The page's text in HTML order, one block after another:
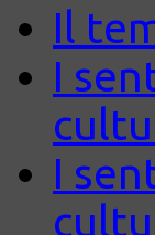
Il
I
I